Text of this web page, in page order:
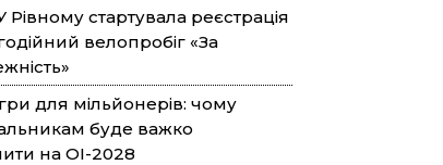
Рівному стартувала реєстрація
велопробіг «За
для мільйонерів: чому
буде важко
на ОІ-2028